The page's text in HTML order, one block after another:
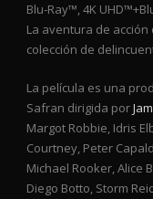
Blu-Ray™, 4K
La aventura de
colección de
La película es una
Safran dirigida por
Margot Robbie, Idris
Courtney, Peter
Michael Rooker, Alice
Diego Botto, Storm